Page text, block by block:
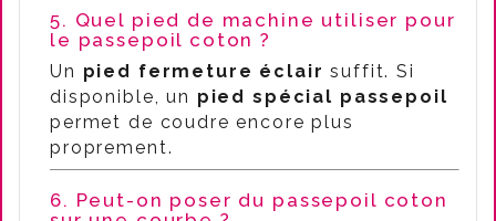
5. Quel pied de machine utiliser pour
le passepoil coton ?
Un pied fermeture éclair suffit. Si
disponible, un pied spécial passepoil
permet de coudre encore plus
proprement.
6. Peut-on poser du passepoil coton